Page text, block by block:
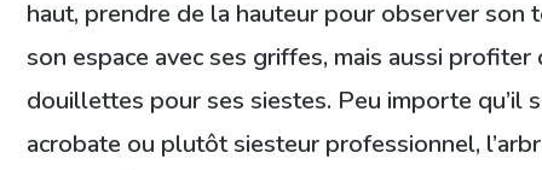
haut, prendre de la hauteur pour observer son
son espace avec ses griffes, mais aussi profiter
douillettes pour ses siestes. Peu importe qu’il
acrobate ou plutôt siesteur professionnel,